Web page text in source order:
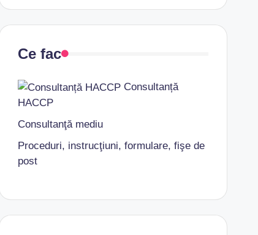
Ce fac
Consultanță
HACCP
Consultanţă mediu
Proceduri, instrucţiuni, formulare, fişe de
post